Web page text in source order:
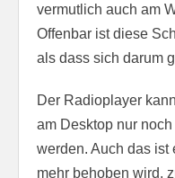
vermutlich auch am
Offenbar ist diese
als dass sich darum
Der Radioplayer
am Desktop nur
werden. Auch das ist
mehr behoben wird,